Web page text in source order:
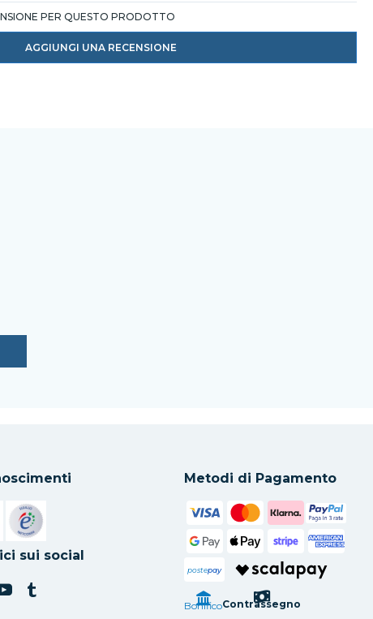
PER QUESTO PRODOTTO
AGGIUNGI UNA RECENSIONE
in una nuova scheda
Si apre in una nuova scheda
sui social
Metodi di Pagamento
postepay
BonificoContrassegno